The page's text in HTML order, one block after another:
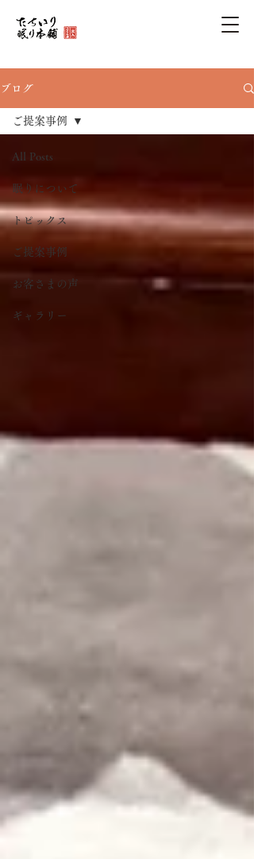
ブログ
All Posts
眠りについて
トピックス
ご提案事例
お客さまの声
ギャラリー
ご提案事例